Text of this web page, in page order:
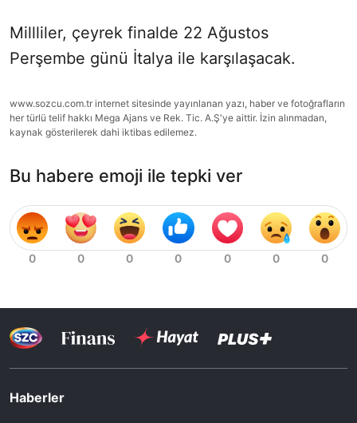
Millliler, çeyrek finalde 22 Ağustos
Perşembe günü İtalya ile karşılaşacak.
www.sozcu.com.tr internet sitesinde yayınlanan yazı, haber ve fotoğrafların
her türlü telif hakkı Mega Ajans ve Rek. Tic. A.Ş'ye aittir. İzin alınmadan,
kaynak gösterilerek dahi iktibas edilemez.
Bu habere emoji ile tepki ver
Haberler